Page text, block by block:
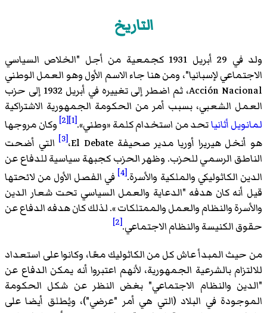
التاريخ
ولد في 29 أبريل 1931 كجمعية من أجل "الخلاص السياسي
الاجتماعي لإسبانيا"، ومن هنا جاء الاسم الأول وهو العمل الوطني
Acción Nacional، ثم اضطر إلى تغييره في أبريل 1932 إلى حزب
العمل الشعبي، بسبب أمر من الحكومة الجمهورية الاشتراكية
لمانويل أثانياتحد من استخدام كلمة «وطني».[1]
[2]
وكان مروجها
هو أنخل هيريرا أوريامدير صحيفة El Debate،‏ [3]
التي أضحت
الناطق الرسمي للحزب. وظهر الحزب كجبهة سياسية للدفاع عن
الدين الكاثوليكي والملكية والأسرة.[4]
في الفصل الأول من لائحتها
قيل أنه كان هدفه "الدعاية والعمل السياسي تحت شعار الدين
والأسرة والنظام والعمل والممتلكات ». لذلك كان هدفه الدفاع عن
حقوق الكنيسة والنظام الاجتماعي.[2]
من حيث المبدأ عاش كل من الكاثوليك معًا، وكانوا على استعداد
للالتزام بالشرعية الجمهورية، لأنهم اعتبروا أنه يمكن الدفاع عن
"الدين والنظام الاجتماعي" بغض النظر عن شكل الحكومة
الموجودة في البلاد (التي هي أمر "عرضي")، ويُطلق أيضا على